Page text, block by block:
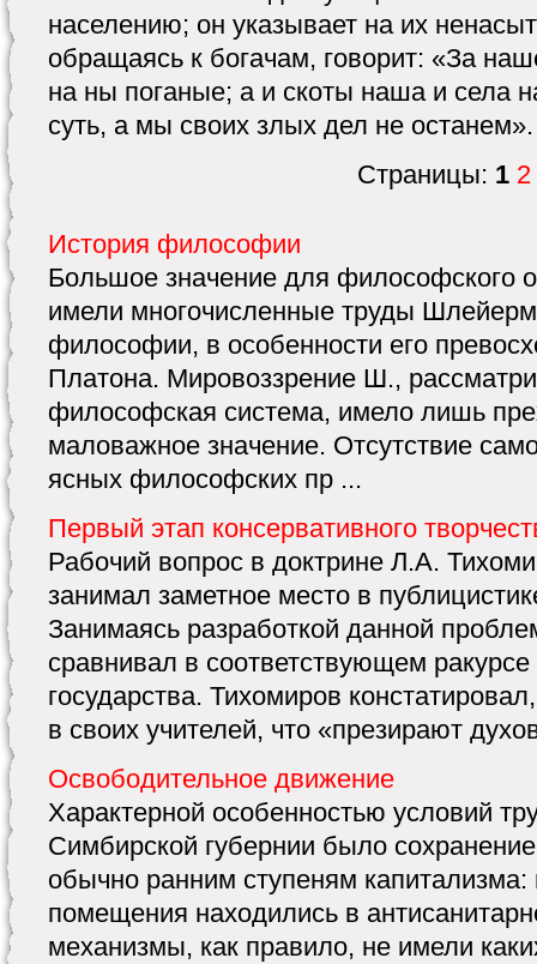
населению; он указывает на их
обращаясь к богачам, говорит: «За
на ны поганые; а и скоты наша и села
суть, а мы своих злых дел не останем».
Страницы: 1 2
История философии
Большое значение для философского
имели многочисленные труды
философии, в особенности его
Платона. Мировоззрение Ш.,
философская система, имело лишь
маловажное значение. Отсутствие
ясных философских пр ...
Первый этап консервативного
Рабочий вопрос в доктрине Л.А.
занимал заметное место в
Занимаясь разработкой данной
сравнивал в соответствующем
государства. Тихомиров
в своих учителей, что «презирают
Освободительное движение
Характерной особенностью условий
Симбирской губернии было сохранение
обычно ранним ступеням капитализма:
помещения находились в
механизмы, как правило, не имели